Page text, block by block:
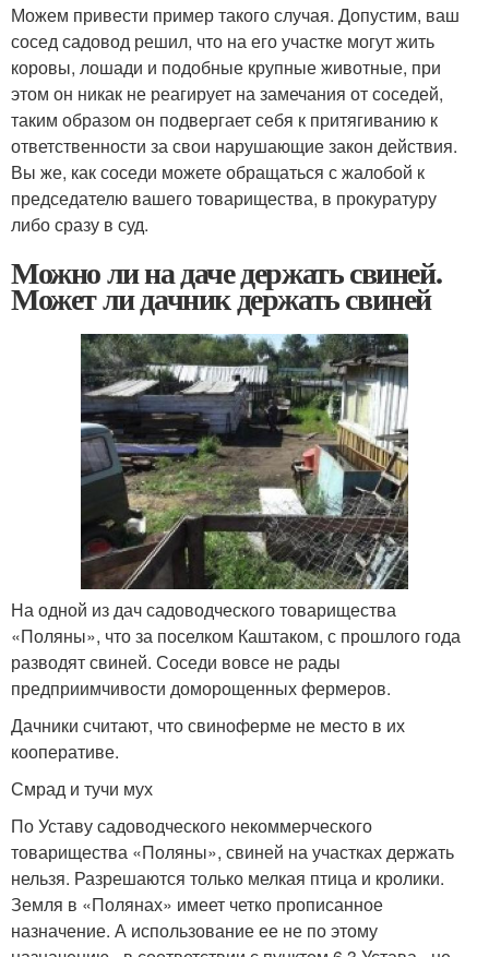
Можем привести пример такого случая. Допустим, ваш
сосед садовод решил, что на его участке могут жить
коровы, лошади и подобные крупные животные, при
этом он никак не реагирует на замечания от соседей,
таким образом он подвергает себя к притягиванию к
ответственности за свои нарушающие закон действия.
Вы же, как соседи можете обращаться с жалобой к
председателю вашего товарищества, в прокуратуру
либо сразу в суд.
Можно ли на даче держать свиней.
Может ли дачник держать свиней
На одной из дач садоводческого товарищества
«Поляны», что за поселком Каштаком, с прошлого года
разводят свиней. Соседи вовсе не рады
предприимчивости доморощенных фермеров.
Дачники считают, что свиноферме не место в их
кооперативе.
Смрад и тучи мух
По Уставу садоводческого некоммерческого
товарищества «Поляны», свиней на участках держать
нельзя. Разрешаются только мелкая птица и кролики.
Земля в «Полянах» имеет четко прописанное
назначение. А использование ее не по этому